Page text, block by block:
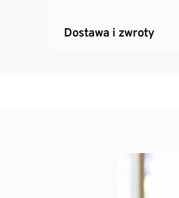
Dostawa i zwroty